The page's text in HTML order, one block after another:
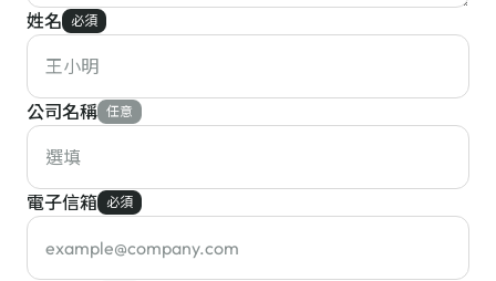
姓名 必須
公司名稱 任意
電子信箱 必須